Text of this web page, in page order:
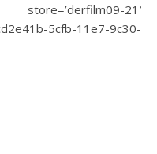
21′
5cfb-11e7-9c30-